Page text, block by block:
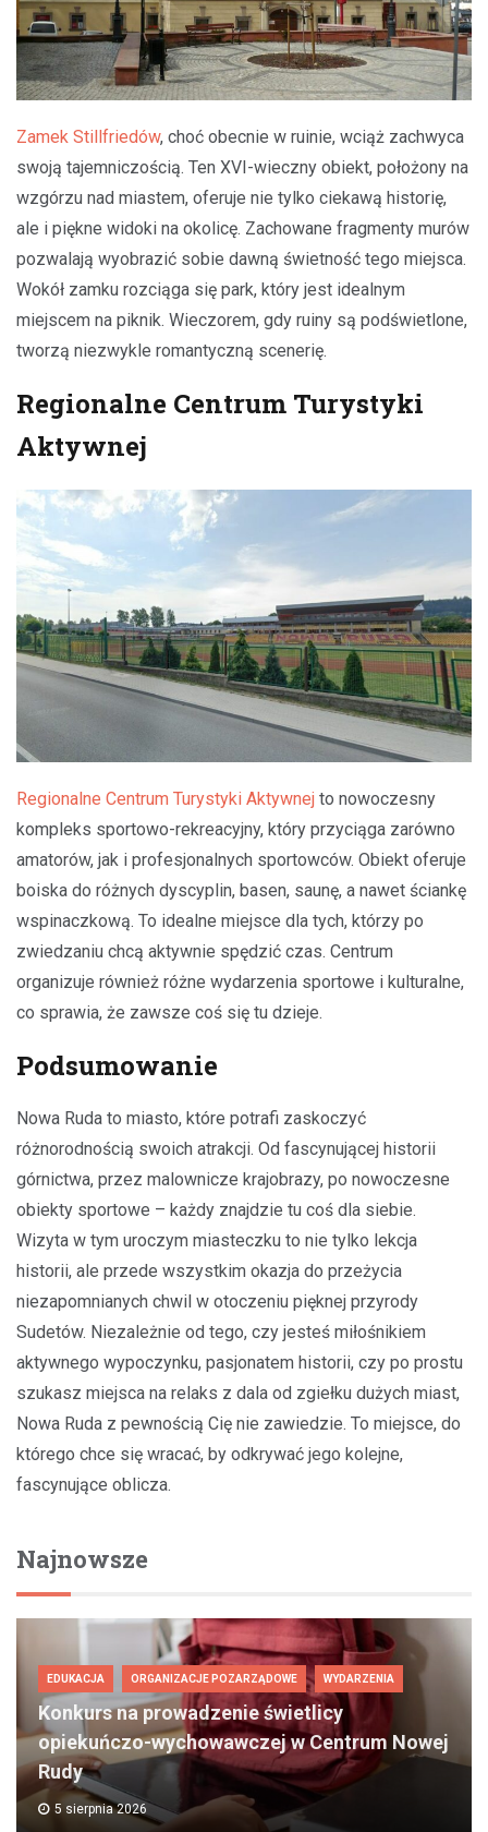
Zamek Stillfriedów, choć obecnie w ruinie, wciąż zachwyca
swoją tajemniczością. Ten XVI-wieczny obiekt, położony na
wzgórzu nad miastem, oferuje nie tylko ciekawą historię,
ale i piękne widoki na okolicę. Zachowane fragmenty murów
pozwalają wyobrazić sobie dawną świetność tego miejsca.
Wokół zamku rozciąga się park, który jest idealnym
miejscem na piknik. Wieczorem, gdy ruiny są podświetlone,
tworzą niezwykle romantyczną scenerię.
Regionalne Centrum Turystyki
Aktywnej
Regionalne Centrum Turystyki Aktywnej to nowoczesny
kompleks sportowo-rekreacyjny, który przyciąga zarówno
amatorów, jak i profesjonalnych sportowców. Obiekt oferuje
boiska do różnych dyscyplin, basen, saunę, a nawet ściankę
wspinaczkową. To idealne miejsce dla tych, którzy po
zwiedzaniu chcą aktywnie spędzić czas. Centrum
organizuje również różne wydarzenia sportowe i kulturalne,
co sprawia, że zawsze coś się tu dzieje.
Podsumowanie
Nowa Ruda to miasto, które potrafi zaskoczyć
różnorodnością swoich atrakcji. Od fascynującej historii
górnictwa, przez malownicze krajobrazy, po nowoczesne
obiekty sportowe – każdy znajdzie tu coś dla siebie.
Wizyta w tym uroczym miasteczku to nie tylko lekcja
historii, ale przede wszystkim okazja do przeżycia
niezapomnianych chwil w otoczeniu pięknej przyrody
Sudetów. Niezależnie od tego, czy jesteś miłośnikiem
aktywnego wypoczynku, pasjonatem historii, czy po prostu
szukasz miejsca na relaks z dala od zgiełku dużych miast,
Nowa Ruda z pewnością Cię nie zawiedzie. To miejsce, do
którego chce się wracać, by odkrywać jego kolejne,
fascynujące oblicza.
Najnowsze
EDUKACJA ORGANIZACJE POZARZĄDOWE WYDARZENIA
Konkurs na prowadzenie świetlicy
opiekuńczo-wychowawczej w Centrum Nowej
Rudy
5 sierpnia 2026